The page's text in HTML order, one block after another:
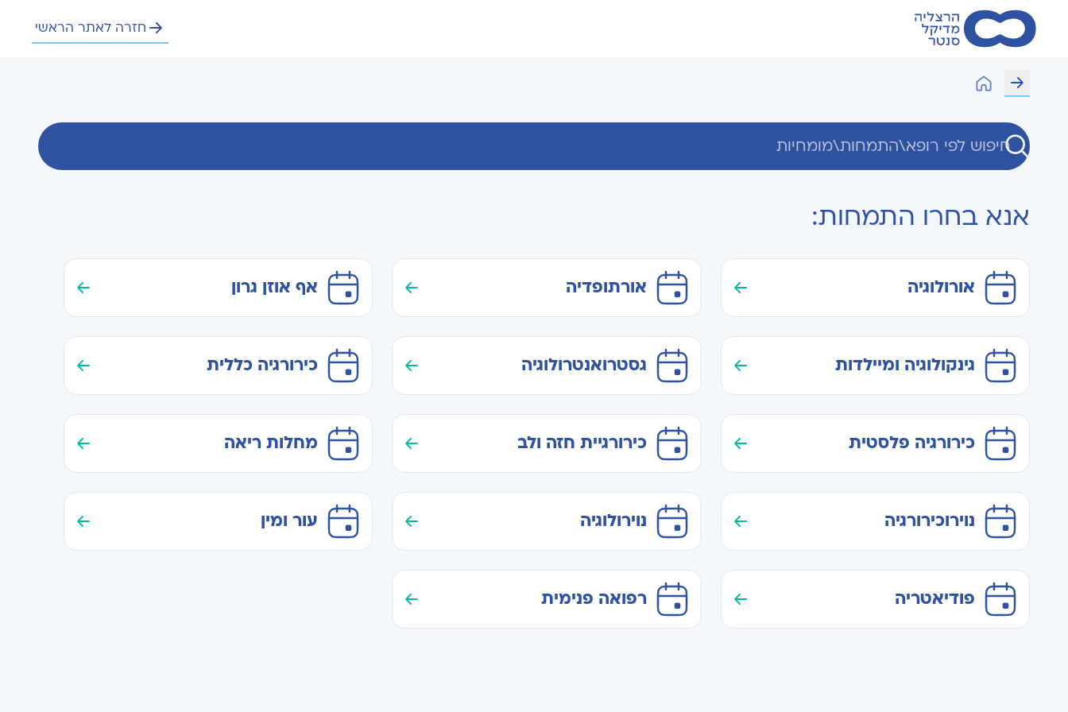
חזרה לאתר הראשי
אנא בחרו התמחות:
אורולוגיה אורתופדיה אף אוזן גרון
גינקולוגיה ומיילדות גסטרואנטרולוגיה כירורגיה כללית
כירורגיה פלסטית כירורגיית חזה ולב מחלות ריאה
נוירוכירורגיה נוירולוגיה עור ומין
פודיאטריה רפואה פנימית